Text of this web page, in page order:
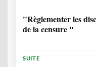
"Règlementer les
de la censure "
SUITE